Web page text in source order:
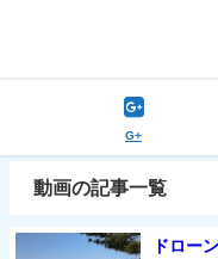
G+
動画の記事一覧
ドロー